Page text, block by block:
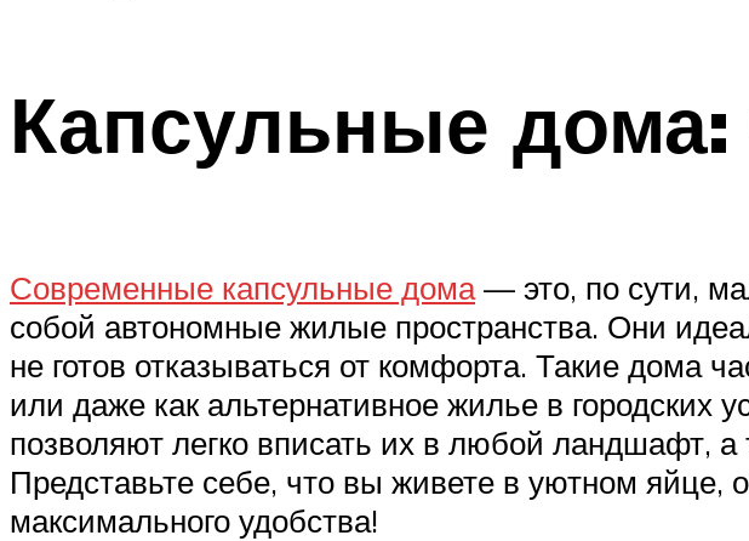
Капсульные дома:
Современные капсульные дома— это, по сути,
собой автономные жилые пространства. Они
не готов отказываться от комфорта. Такие дома
или даже как альтернативное жилье в
позволяют легко вписать их в любой ландшафт, а
Представьте себе, что вы живете в уютном яйце,
максимального удобства!